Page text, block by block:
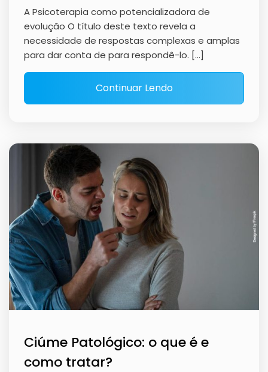
A Psicoterapia como potencializadora de
evolução O título deste texto revela a
necessidade de respostas complexas e amplas
para dar conta de para respondê-lo. […]
Continuar Lendo
Ciúme Patológico: o que é e
como tratar?